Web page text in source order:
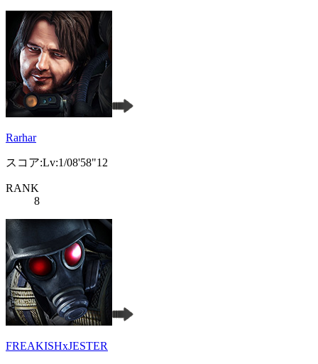
Rarhar
スコア:Lv:1/08'58"12
RANK
8
FREAKISHxJESTER